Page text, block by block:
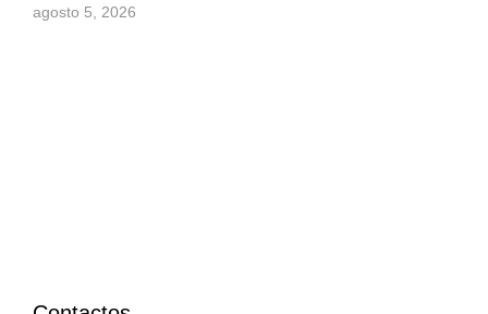
agosto 5, 2026